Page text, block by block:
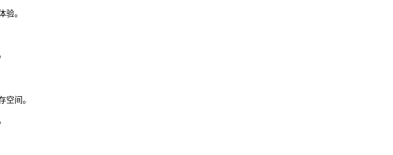
验。
空间。